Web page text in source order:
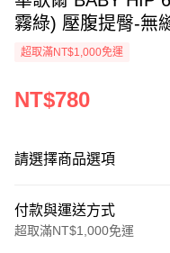
霧綠) 壓腹提臀-無
超取滿NT$1,000免運
NT$780
請選擇商品選項
付款與運送方式
超取滿NT$1,000免運